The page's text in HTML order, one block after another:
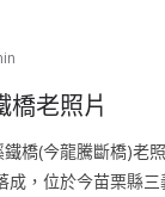
橋老照片
橋(今龍騰斷橋)老
成，位於今苗栗縣三